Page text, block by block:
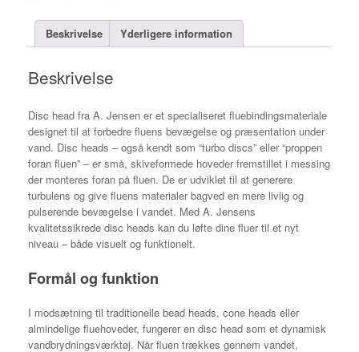
Beskrivelse Yderligere information
Beskrivelse
Disc head fra A. Jensen er et specialiseret fluebindingsmateriale
designet til at forbedre fluens bevægelse og præsentation under
vand. Disc heads – også kendt som “turbo discs” eller “proppen
foran fluen” – er små, skiveformede hoveder fremstillet i messing
der monteres foran på fluen. De er udviklet til at generere
turbulens og give fluens materialer bagved en mere livlig og
pulserende bevægelse i vandet. Med A. Jensens
kvalitetssikrede disc heads kan du løfte dine fluer til et nyt
niveau – både visuelt og funktionelt.
Formål og funktion
I modsætning til traditionelle bead heads, cone heads eller
almindelige fluehoveder, fungerer en disc head som et dynamisk
vandbrydningsværktøj. Når fluen trækkes gennem vandet,